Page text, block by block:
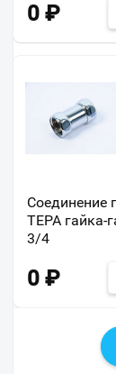
0 ₽
Соединение
ТЕРА гайка-
3/4
0 ₽